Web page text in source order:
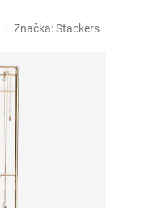
Značka:Stackers